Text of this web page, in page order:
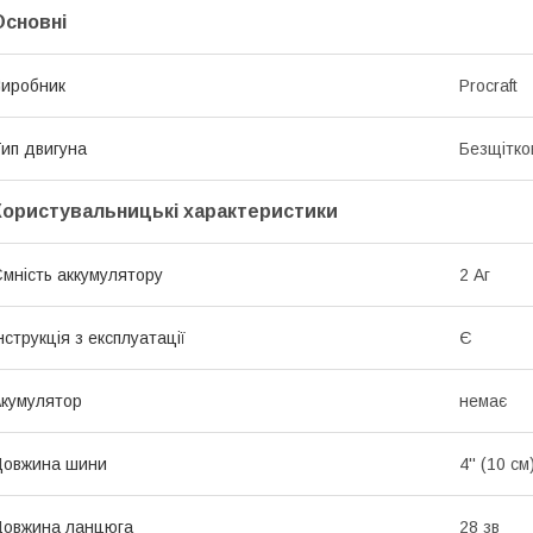
Procraft
двигуна
характеристики
аккумулятору 2 Аг
з експлуатації Є
немає
шини 4'' (10 см)
ланцюга 28 зв